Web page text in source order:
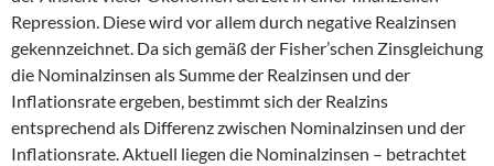
Repression. Diese wird vor allem durch negative Realzinsen
gekennzeichnet. Da sich gemäß der Fisher’schen Zinsgleichung
die Nominalzinsen als Summe der Realzinsen und der
Inflationsrate ergeben, bestimmt sich der Realzins
entsprechend als Differenz zwischen Nominalzinsen und der
Inflationsrate. Aktuell liegen die Nominalzinsen – betrachtet